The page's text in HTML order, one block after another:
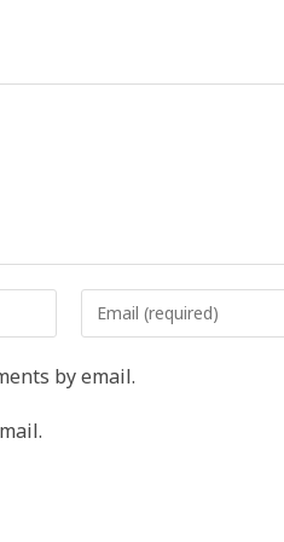
your
address
by email.